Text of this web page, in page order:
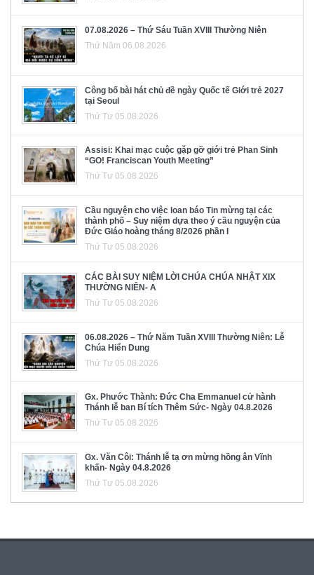
07.08.2026 – Thứ Sáu Tuần XVIII Thường Niên
Thứ Năm 06.08.2026
Công bố bài hát chủ đề ngày Quốc tế Giới trẻ 2027
tại Seoul
Thứ Tư 05.08.2026
Assisi: Khai mạc cuộc gặp gỡ giới trẻ Phan Sinh
“GO! Franciscan Youth Meeting”
Thứ Tư 05.08.2026
Cầu nguyện cho việc loan báo Tin mừng tại các
thành phố – Suy niệm dựa theo ý cầu nguyện của
Đức Giáo hoàng tháng 8/2026 phần I
Thứ Tư 05.08.2026
CÁC BÀI SUY NIỆM LỜI CHÚA CHÚA NHẬT XIX
THƯỜNG NIÊN- A
Thứ Tư 05.08.2026
06.08.2026 – Thứ Năm Tuần XVIII Thường Niên: Lễ
Chúa Hiển Dung
Thứ Tư 05.08.2026
Gx. Phước Thành: Đức Cha Emmanuel cử hành
Thánh lễ ban Bí tích Thêm Sức- Ngày 04.8.2026
Thứ Tư 05.08.2026
Gx. Văn Côi: Thánh lễ tạ ơn mừng hồng ân Vĩnh
khấn- Ngày 04.8.2026
Thứ Tư 05.08.2026